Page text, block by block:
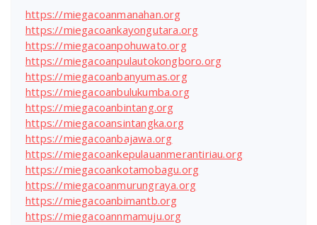
https://miegacoanmanahan.org
https://miegacoankayongutara.org
https://miegacoanpohuwato.org
https://miegacoanpulautokongboro.org
https://miegacoanbanyumas.org
https://miegacoanbulukumba.org
https://miegacoanbintang.org
https://miegacoansintangka.org
https://miegacoanbajawa.org
https://miegacoankepulauanmerantiriau.org
https://miegacoankotamobagu.org
https://miegacoanmurungraya.org
https://miegacoanbimantb.org
https://miegacoannmamuju.org